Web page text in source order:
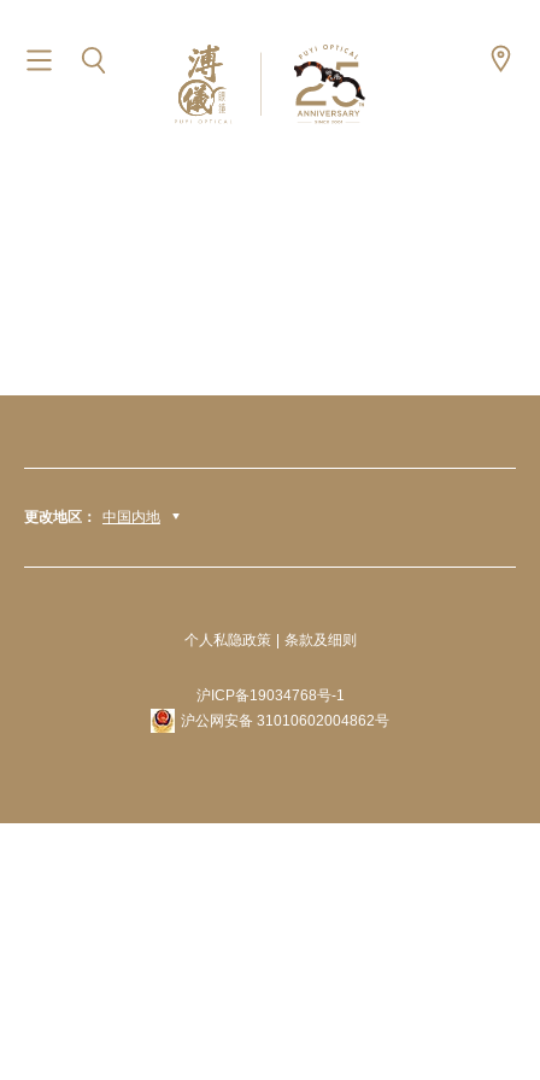
更改地区： 中国内地
个人私隐政策 条款及细则
沪ICP备19034768号-1
沪公网安备 31010602004862号